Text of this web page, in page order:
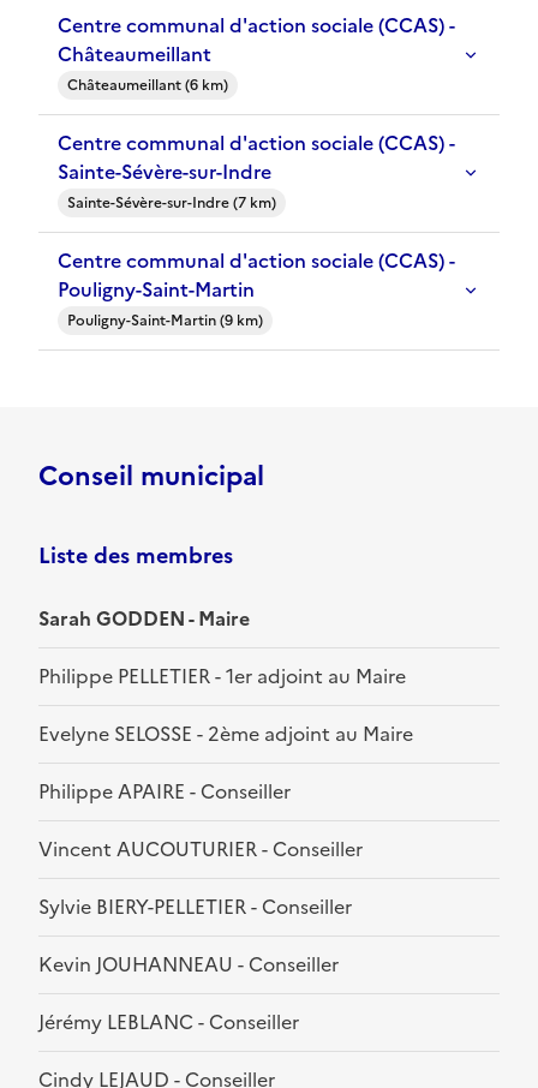
Centre communal d'action sociale (CCAS) -
Châteaumeillant
Châteaumeillant (6 km)
Centre communal d'action sociale (CCAS) -
Sainte-Sévère-sur-Indre
Sainte-Sévère-sur-Indre (7 km)
Centre communal d'action sociale (CCAS) -
Pouligny-Saint-Martin
Pouligny-Saint-Martin (9 km)
Conseil municipal
Liste des membres
Sarah GODDEN - Maire
Philippe PELLETIER - 1er adjoint au Maire
Evelyne SELOSSE - 2ème adjoint au Maire
Philippe APAIRE - Conseiller
Vincent AUCOUTURIER - Conseiller
Sylvie BIERY-PELLETIER - Conseiller
Kevin JOUHANNEAU - Conseiller
Jérémy LEBLANC - Conseiller
Cindy LEJAUD - Conseiller